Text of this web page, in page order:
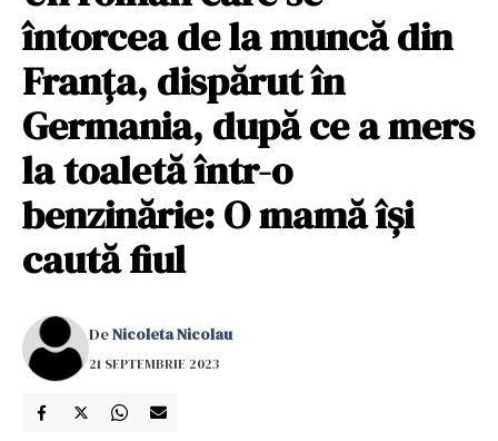
întorcea de la muncă din
Franța, dispărut în
Germania, după ce a mers
la toaletă într-o
benzinărie: O mamă își
caută fiul
DeNicoleta Nicolau
21 SEPTEMBRIE 2023